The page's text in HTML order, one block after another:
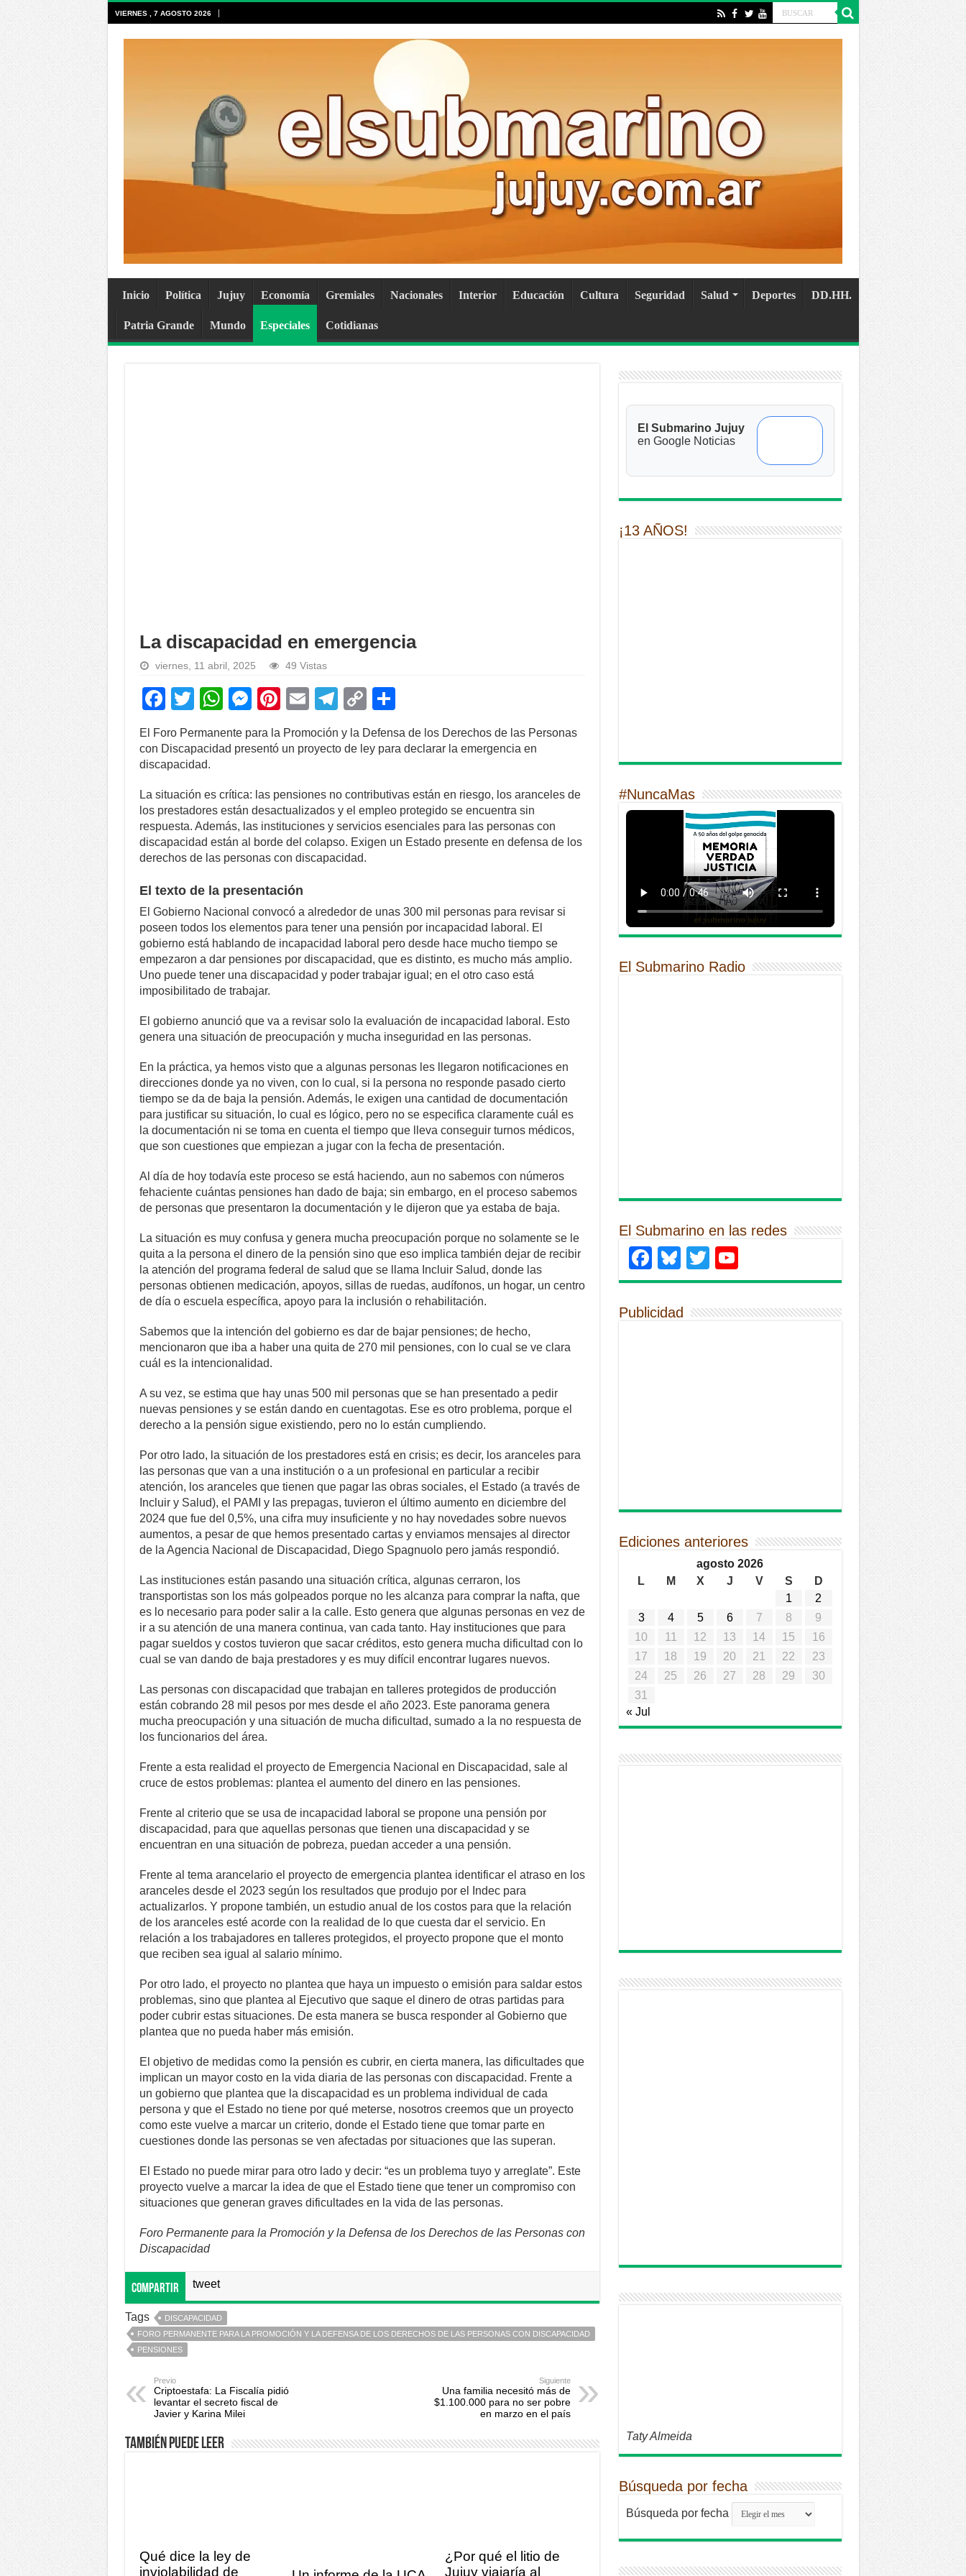
VIERNES , 7 AGOSTO 2026
Inicio Política Jujuy Economía Gremiales Nacionales Interior Educación Cultura Seguridad Salud Deportes DD.HH.
Patria Grande Mundo Especiales Cotidianas
La discapacidad en emergencia
viernes, 11 abril, 2025 49 Vistas
F
c
e
b
o
o
k
T
tt
er
W
h
at
A
p
p
M
ss
n
g
er
Pi
nt
er
st
E
m
ail
T
el
e
a
m
C
o
p
Li
n
k
ar
El Foro Permanente para la Promoción y la Defensa de los Derechos de las Personas
con Discapacidad presentó un proyecto de ley para declarar la emergencia en
discapacidad.
La situación es crítica: las pensiones no contributivas están en riesgo, los aranceles de
los prestadores están desactualizados y el empleo protegido se encuentra sin
respuesta. Además, las instituciones y servicios esenciales para las personas con
discapacidad están al borde del colapso. Exigen un Estado presente en defensa de los
derechos de las personas con discapacidad.
El texto de la presentación
El Gobierno Nacional convocó a alrededor de unas 300 mil personas para revisar si
poseen todos los elementos para tener una pensión por incapacidad laboral. El
gobierno está hablando de incapacidad laboral pero desde hace mucho tiempo se
empezaron a dar pensiones por discapacidad, que es distinto, es mucho más amplio.
Uno puede tener una discapacidad y poder trabajar igual; en el otro caso está
imposibilitado de trabajar.
El gobierno anunció que va a revisar solo la evaluación de incapacidad laboral. Esto
genera una situación de preocupación y mucha inseguridad en las personas.
En la práctica, ya hemos visto que a algunas personas les llegaron notificaciones en
direcciones donde ya no viven, con lo cual, si la persona no responde pasado cierto
tiempo se da de baja la pensión. Además, le exigen una cantidad de documentación
para justificar su situación, lo cual es lógico, pero no se especifica claramente cuál es
la documentación ni se toma en cuenta el tiempo que lleva conseguir turnos médicos,
que son cuestiones que empiezan a jugar con la fecha de presentación.
Al día de hoy todavía este proceso se está haciendo, aun no sabemos con números
fehaciente cuántas pensiones han dado de baja; sin embargo, en el proceso sabemos
de personas que presentaron la documentación y le dijeron que ya estaba de baja.
La situación es muy confusa y genera mucha preocupación porque no solamente se le
quita a la persona el dinero de la pensión sino que eso implica también dejar de recibir
la atención del programa federal de salud que se llama Incluir Salud, donde las
personas obtienen medicación, apoyos, sillas de ruedas, audífonos, un hogar, un centro
de día o escuela específica, apoyo para la inclusión o rehabilitación.
Sabemos que la intención del gobierno es dar de bajar pensiones; de hecho,
mencionaron que iba a haber una quita de 270 mil pensiones, con lo cual se ve clara
cuál es la intencionalidad.
A su vez, se estima que hay unas 500 mil personas que se han presentado a pedir
nuevas pensiones y se están dando en cuentagotas. Ese es otro problema, porque el
derecho a la pensión sigue existiendo, pero no lo están cumpliendo.
Por otro lado, la situación de los prestadores está en crisis; es decir, los aranceles para
las personas que van a una institución o a un profesional en particular a recibir
atención, los aranceles que tienen que pagar las obras sociales, el Estado (a través de
Incluir y Salud), el PAMI y las prepagas, tuvieron el último aumento en diciembre del
2024 que fue del 0,5%, una cifra muy insuficiente y no hay novedades sobre nuevos
aumentos, a pesar de que hemos presentado cartas y enviamos mensajes al director
de la Agencia Nacional de Discapacidad, Diego Spagnuolo pero jamás respondió.
Las instituciones están pasando una situación crítica, algunas cerraron, los
transportistas son los más golpeados porque no les alcanza para comprar la nafta, que
es lo necesario para poder salir a la calle. Esto genera que algunas personas en vez de
ir a su atención de una manera continua, van cada tanto. Hay instituciones que para
pagar sueldos y costos tuvieron que sacar créditos, esto genera mucha dificultad con lo
cual se van dando de baja prestadores y es muy difícil encontrar lugares nuevos.
Las personas con discapacidad que trabajan en talleres protegidos de producción
están cobrando 28 mil pesos por mes desde el año 2023. Este panorama genera
mucha preocupación y una situación de mucha dificultad, sumado a la no respuesta de
los funcionarios del área.
Frente a esta realidad el proyecto de Emergencia Nacional en Discapacidad, sale al
cruce de estos problemas: plantea el aumento del dinero en las pensiones.
Frente al criterio que se usa de incapacidad laboral se propone una pensión por
discapacidad, para que aquellas personas que tienen una discapacidad y se
encuentran en una situación de pobreza, puedan acceder a una pensión.
Frente al tema arancelario el proyecto de emergencia plantea identificar el atraso en los
aranceles desde el 2023 según los resultados que produjo por el Indec para
actualizarlos. Y propone también, un estudio anual de los costos para que la relación
de los aranceles esté acorde con la realidad de lo que cuesta dar el servicio. En
relación a los trabajadores en talleres protegidos, el proyecto propone que el monto
que reciben sea igual al salario mínimo.
Por otro lado, el proyecto no plantea que haya un impuesto o emisión para saldar estos
problemas, sino que plantea al Ejecutivo que saque el dinero de otras partidas para
poder cubrir estas situaciones. De esta manera se busca responder al Gobierno que
plantea que no pueda haber más emisión.
El objetivo de medidas como la pensión es cubrir, en cierta manera, las dificultades que
implican un mayor costo en la vida diaria de las personas con discapacidad. Frente a
un gobierno que plantea que la discapacidad es un problema individual de cada
persona y que el Estado no tiene por qué meterse, nosotros creemos que un proyecto
como este vuelve a marcar un criterio, donde el Estado tiene que tomar parte en
cuestiones donde las personas se ven afectadas por situaciones que las superan.
El Estado no puede mirar para otro lado y decir: “es un problema tuyo y arreglate”. Este
proyecto vuelve a marcar la idea de que el Estado tiene que tener un compromiso con
situaciones que generan graves dificultades en la vida de las personas.
Foro Permanente para la Promoción y la Defensa de los Derechos de las Personas con
Discapacidad
Compartir tweet
Tags
DISCAPACIDAD
FORO PERMANENTE PARA LA PROMOCIÓN Y LA DEFENSA DE LOS DERECHOS DE LAS PERSONAS CON DISCAPACIDAD
PENSIONES
Previo
Criptoestafa: La Fiscalía pidió
levantar el secreto fiscal de
Javier y Karina Milei
Siguiente
Una familia necesitó más de
$1.100.000 para no ser pobre
en marzo en el país
También puede leer
Qué dice la ley de
inviolabilidad de
¿Por qué el litio de
Jujuy viajaría al
El Submarino Jujuy
en Google Noticias
¡13 AÑOS!
#NuncaMas
El Submarino Radio
El Submarino en las redes
Facebook
Bluesky
Twitter
Publicidad
Ediciones anteriores
agosto 2026
L
M X J V S
D
1
2
3
4 5 6 7 8
9
10
11 12 13 14 15
16
17
18 19 20 21 22
23
24
25 26 27 28 29
30
31
« Jul
Taty Almeida
Búsqueda por fecha
Búsqueda por fecha